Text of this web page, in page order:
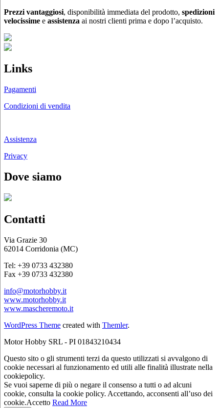
Prezzi vantaggiosi, disponibilità immediata del prodotto, spedizioni
velocissime e assistenza ai nostri clienti prima e dopo l’acquisto.
Links
Pagamenti
Condizioni di vendita
Assistenza
Privacy
Dove siamo
Contatti
Via Grazie 30
62014 Corridonia (MC)
Tel: +39 0733 432380
Fax +39 0733 432380
info@motorhobby.it
www.motorhobby.it
www.mascheremoto.it
WordPress Theme created with Themler.
Motor Hobby SRL - PI 01843210434
Questo sito o gli strumenti terzi da questo utilizzati si avvalgono di
cookie necessari al funzionamento ed utili alle finalità illustrate nella
cookiepolicy.
Se vuoi saperne di più o negare il consenso a tutti o ad alcuni
cookie, consulta la cookie policy. Accettando, acconsenti all’uso dei
cookie.Accetto Read More